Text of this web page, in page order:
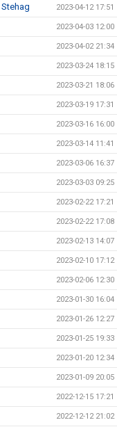
2023-04-12 17:51
2023-04-03 12:00
2023-04-02 21:34
2023-03-24 18:15
2023-03-21 18:06
2023-03-19 17:31
2023-03-16 16:00
2023-03-14 11:41
2023-03-06 16:37
2023-03-03 09:25
2023-02-22 17:21
2023-02-22 17:08
2023-02-13 14:07
2023-02-10 17:12
2023-02-06 12:30
2023-01-30 16:04
2023-01-26 12:27
2023-01-25 19:33
2023-01-20 12:34
2023-01-09 20:05
2022-12-15 17:21
2022-12-12 21:02